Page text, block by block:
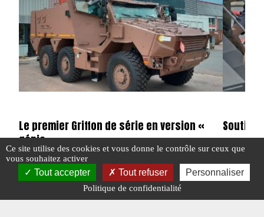
Le premier Griffon de série en version «
génie »
#FRANCE #N°413
Soutien
#EN
Ce site utilise des cookies et vous donne le contrôle sur ceux que
vous souhaitez activer
Tout accepter Tout refuser Personnaliser
Politique de confidentialité